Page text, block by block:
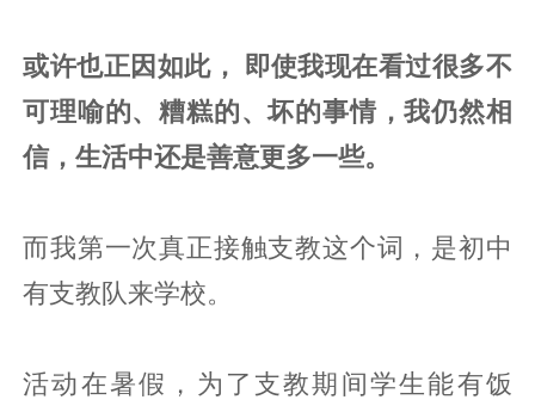
或许也正因如此， 即使我现在看过很多不
可理喻的、糟糕的、坏的事情，我仍然相
信，生活中还是善意更多一些。
而我第一次真正接触支教这个词，是初中
有支教队来学校。
活动在暑假，为了支教期间学生能有饭